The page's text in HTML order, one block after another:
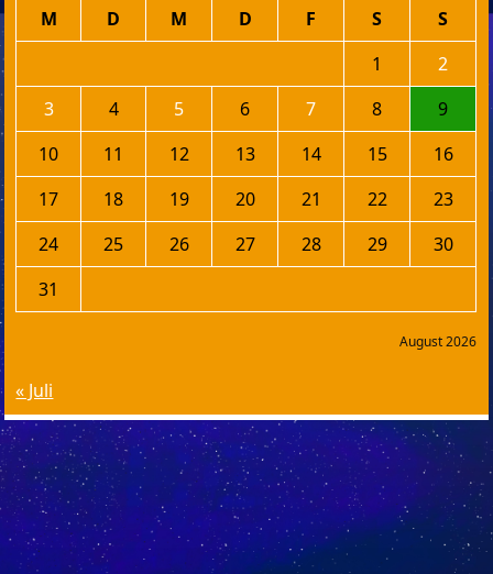
August 2026
M D M D F S
S
1
2
3
4 5 6 7 8
9
10
11 12 13 14 15
16
17
18 19 20 21 22
23
24
25 26 27 28 29
30
31
« Juli